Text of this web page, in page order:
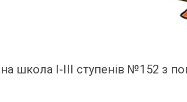
школа І-ІІІ ступенів №152 з